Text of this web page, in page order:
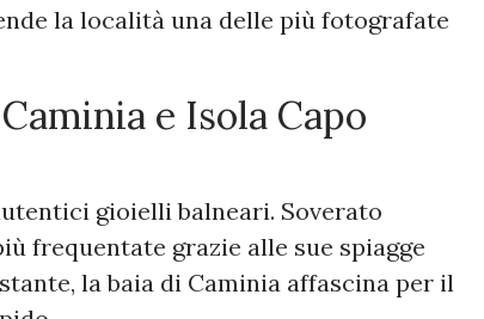
la località una delle più fotografate
e Isola Capo
gioielli balneari. Soverato
frequentate grazie alle sue spiagge
la baia di Caminia affascina per il